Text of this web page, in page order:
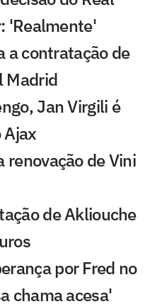
'Realmente'
a contratação de
Madrid
Jan Virgili é
Ajax
renovação de Vini
de Akliouche
por Fred no
chama acesa'